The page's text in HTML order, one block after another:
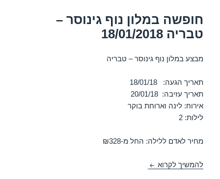
חופשה במלון נוף גינוסר –
טבריה 18/01/2018
מבצע במלון נוף גינוסר – טבריה
תאריך הגעה: 18/01/18
תאריך עזיבה: 20/01/18
אירוח: לינה וארוחת בוקר
לילות: 2
מחיר לאדם ללילה: החל מ-₪328
להמשיך לקרוא חופשה במלון נוף גינוסר – טבריה 18/01/2018